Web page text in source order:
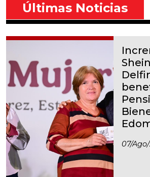
Últimas Noticias
07/